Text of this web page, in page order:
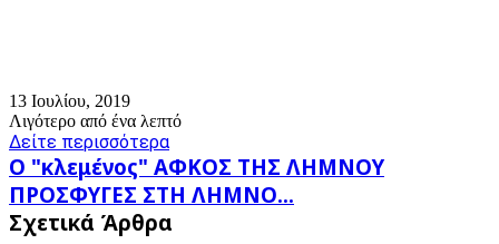
13 Ιουλίου, 2019
Λιγότερο από ένα λεπτό
Δείτε περισσότερα
Ο
"κλεμένος"
ΑΦΚΟΣ
ΤΗΣ
Ο "κλεμένος" ΑΦΚΟΣ ΤΗΣ ΛΗΜΝΟΥ
ΠΡΟΣΦΥΓΕΣ
ΣΤΗ
ΛΗΜΝΟ...
ΠΡΟΣΦΥΓΕΣ ΣΤΗ ΛΗΜΝΟ...
Σχετικά Άρθρα